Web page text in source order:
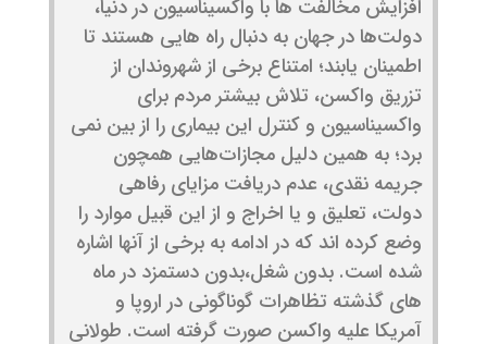
افزایش مخالفت ها با واکسیناسیون در دنیا،
دولت‌ها در جهان به دنبال راه‌ هایی هستند تا
اطمینان یابند؛ امتناع برخی از شهروندان از
تزریق واکسن، تلاش بیشتر مردم برای
واکسیناسیون و کنترل این بیماری را از بین نمی
برد؛ به همین دلیل مجازات‌هایی همچون
جریمه نقدی، عدم دریافت مزایای رفاهی
دولت، تعلیق و یا اخراج و از این قبیل موارد را
وضع کرده اند که در ادامه به برخی از آنها اشاره
شده است. بدون شغل،بدون دستمزد در ماه
های گذشته تظاهرات گوناگونی در اروپا و
آمریکا علیه واکسن صورت گرفته است. طولانی